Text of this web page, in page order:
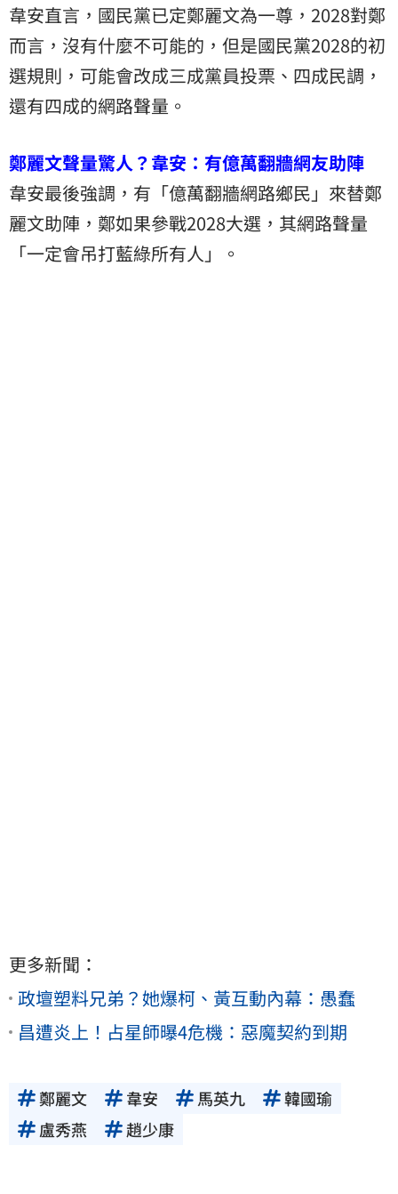
韋安直言，國民黨已定鄭麗文為一尊，2028對鄭
而言，沒有什麼不可能的，但是國民黨2028的初
選規則，可能會改成三成黨員投票、四成民調，
還有四成的網路聲量。
鄭麗文聲量驚人？韋安：有億萬翻牆網友助陣
韋安最後強調，有「億萬翻牆網路鄉民」來替鄭
麗文助陣，鄭如果參戰2028大選，其網路聲量
「一定會吊打藍綠所有人」。
更多新聞：
政壇塑料兄弟？她爆柯、黃互動內幕：愚蠢
昌遭炎上！占星師曝4危機：惡魔契約到期
鄭麗文 韋安 馬英九
韓國瑜
盧秀燕
趙少康